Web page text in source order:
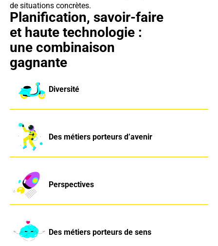
de situations concrètes.
Play
Planification, savoir-faire
et haute technologie :
une combinaison
gagnante
Diversité
Des métiers porteurs d’avenir
Perspectives
Des métiers porteurs de sens